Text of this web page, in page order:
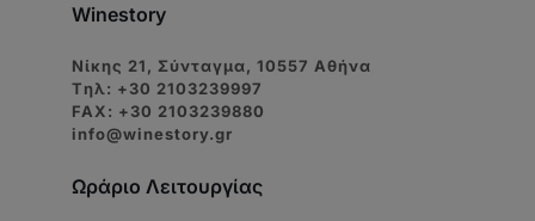
Winestory
Νίκης 21, Σύνταγμα, 10557 Αθήνα
Tηλ: +30 2103239997
FAX: +30 2103239880
info@winestory.gr
Ωράριο Λειτουργίας